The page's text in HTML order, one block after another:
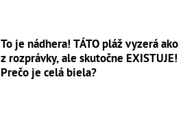
To je nádhera! TÁTO pláž vyzerá ako
z rozprávky, ale skutočne EXISTUJE!
Prečo je celá biela?